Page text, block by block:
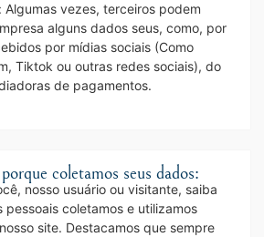
Algumas vezes, terceiros podem
alguns dados seus, como, por
por mídias sociais (Como
Tiktok ou outras redes sociais), do
de pagamentos.
coletamos seus dados:
nosso usuário ou visitante, saiba
pessoais coletamos e utilizamos
site. Destacamos que sempre